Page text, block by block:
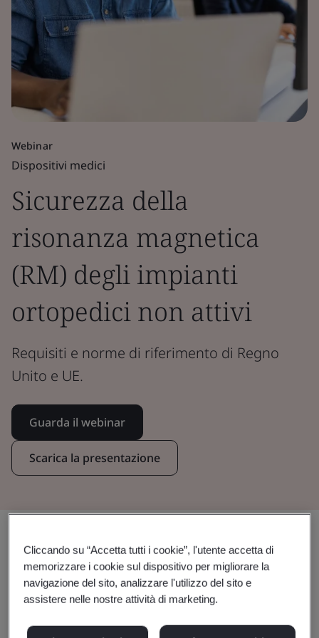
Webinar
Dispositivi medici
Sicurezza della
risonanza magnetica
(RM) degli impianti
ortopedici non attivi
Requisiti e norme di riferimento di Regno
Unito e UE.
Guarda il webinar
Scarica la presentazione
Requisiti e norme di riferimento di
Regno Unito e UE
Cliccando su “Accetta tutti i cookie”, l'utente accetta di
memorizzare i cookie sul dispositivo per migliorare la
navigazione del sito, analizzare l'utilizzo del sito e
assistere nelle nostre attività di marketing.